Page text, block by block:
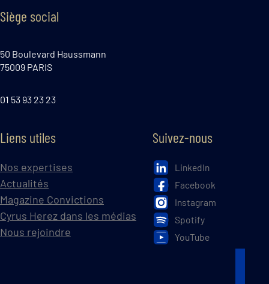
Siège social
50 Boulevard Haussmann
75009 PARIS
01 53 93 23 23
Liens utiles
Nos expertises
Actualités
Magazine Convictions
Cyrus Herez dans les médias
Nous rejoindre
Suivez-nous
LinkedIn
Facebook
Instagram
Spotify
YouTube